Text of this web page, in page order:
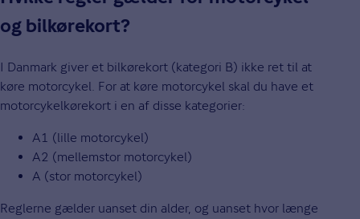
og bilkørekort?
I Danmark giver et bilkørekort (kategori B) ikke ret til at
køre motorcykel. For at køre motorcykel skal du have et
motorcykelkørekort i en af disse kategorier:
A1 (lille motorcykel)
A2 (mellemstor motorcykel)
A (stor motorcykel)
Reglerne gælder uanset din alder, og uanset hvor længe